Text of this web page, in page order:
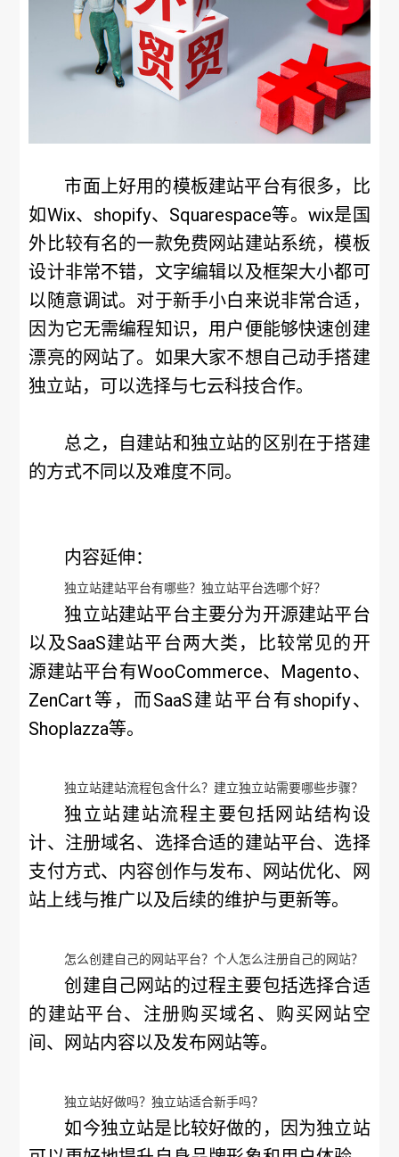
市面上好用的模板建站平台有很多，比
如Wix、shopify、Squarespace等。wix是国
外比较有名的一款免费网站建站系统，模板
设计非常不错，文字编辑以及框架大小都可
以随意调试。对于新手小白来说非常合适，
因为它无需编程知识，用户便能够快速创建
漂亮的网站了。如果大家不想自己动手搭建
独立站，可以选择与七云科技合作。
总之，自建站和独立站的区别在于搭建
的方式不同以及难度不同。
内容延伸：
独立站建站平台有哪些？独立站平台选哪个好？
独立站建站平台主要分为开源建站平台
以及SaaS建站平台两大类，比较常见的开
源建站平台有WooCommerce、Magento、
ZenCart等，而SaaS建站平台有shopify、
Shoplazza等。
独立站建站流程包含什么？建立独立站需要哪些步骤？
独立站建站流程主要包括网站结构设
计、注册域名、选择合适的建站平台、选择
支付方式、内容创作与发布、网站优化、网
站上线与推广以及后续的维护与更新等。
怎么创建自己的网站平台？个人怎么注册自己的网站？
创建自己网站的过程主要包括选择合适
的建站平台、注册购买域名、购买网站空
间、网站内容以及发布网站等。
独立站好做吗？独立站适合新手吗？
如今独立站是比较好做的，因为独立站